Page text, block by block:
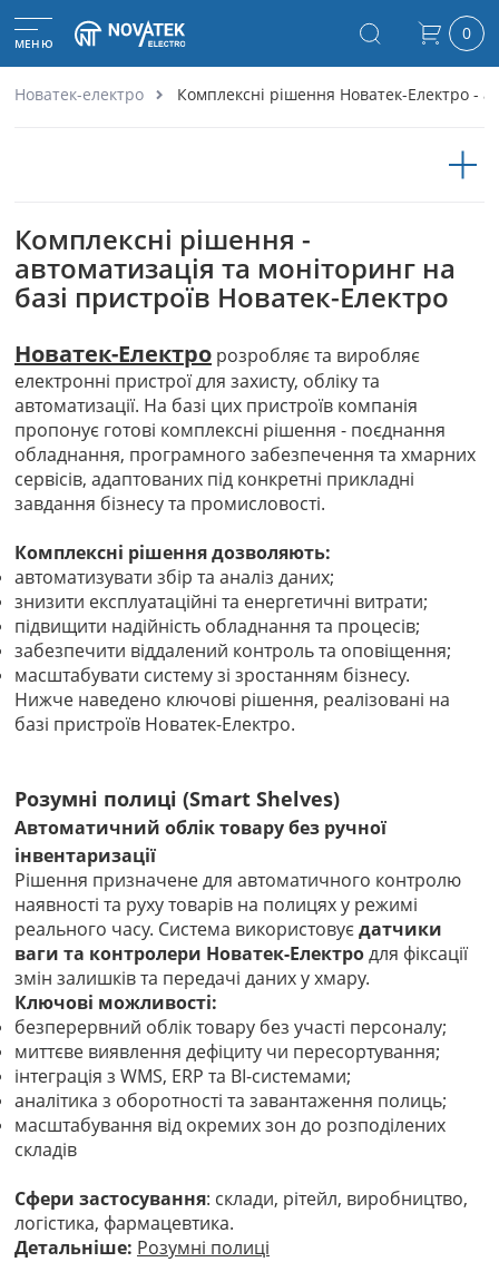
МЕНЮ 0
Новатек-електро Комплексні рішення Новатек-Електро -
Комплексні рішення -
автоматизація та моніторинг на
базі пристроїв Новатек-Електро
Новатек-Електро розробляє та виробляє
електронні пристрої для захисту, обліку та
автоматизації. На базі цих пристроїв компанія
пропонує готові комплексні рішення - поєднання
обладнання, програмного забезпечення та хмарних
сервісів, адаптованих під конкретні прикладні
завдання бізнесу та промисловості.
Комплексні рішення дозволяють:
автоматизувати збір та аналіз даних;
знизити експлуатаційні та енергетичні витрати;
підвищити надійність обладнання та процесів;
забезпечити віддалений контроль та оповіщення;
масштабувати систему зі зростанням бізнесу.
Нижче наведено ключові рішення, реалізовані на
базі пристроїв Новатек-Електро.
Розумні полиці (Smart Shelves)
Автоматичний облік товару без ручної
інвентаризації
Рішення призначене для автоматичного контролю
наявності та руху товарів на полицях у режимі
реального часу. Система використовуєдатчики
ваги та контролери Новатек-Електродля фіксації
змін залишків та передачі даних у хмару.
Ключові можливості:
безперервний облік товару без участі персоналу;
миттєве виявлення дефіциту чи пересортування;
інтеграція з WMS, ERP та BI-системами;
аналітика з оборотності та завантаження полиць;
масштабування від окремих зон до розподілених
складів
Сфери застосування: склади, рітейл, виробництво,
логістика, фармацевтика.
Детальніше: Розумні полиці